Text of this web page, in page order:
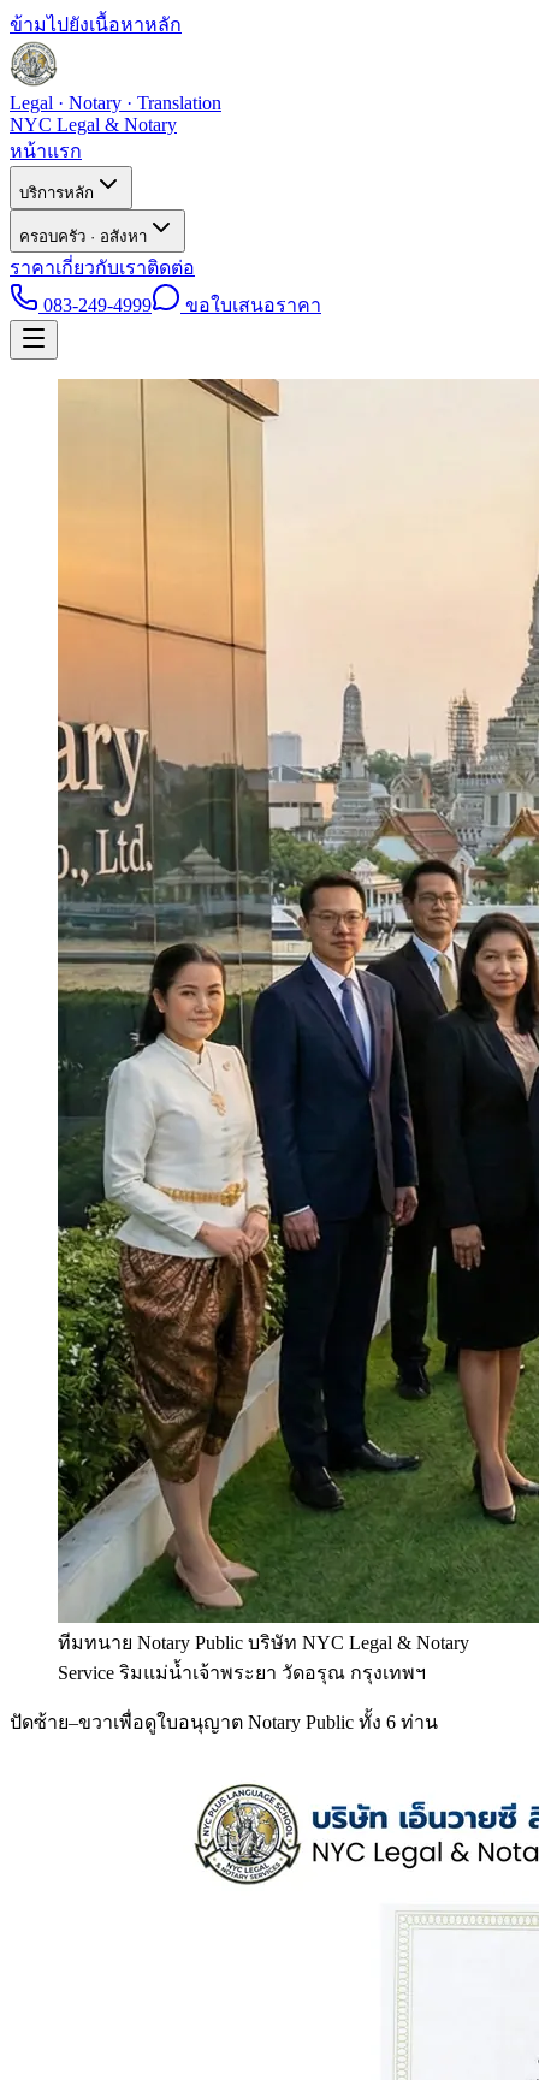
ข้ามไปยังเนื้อหาหลัก
Legal · Notary · Translation
NYC Legal & Notary
หน้าแรก
บริการหลัก
ครอบครัว · อสังหา
ราคาเกี่ยวกับเราติดต่อ
083-249-4999
ขอใบเสนอราคา
ทีมทนาย Notary Public บริษัท NYC Legal & Notary
Service ริมแม่น้ำเจ้าพระยา วัดอรุณ กรุงเทพฯ
ปัดซ้าย–ขวาเพื่อดูใบอนุญาต Notary Public ทั้ง 6 ท่าน